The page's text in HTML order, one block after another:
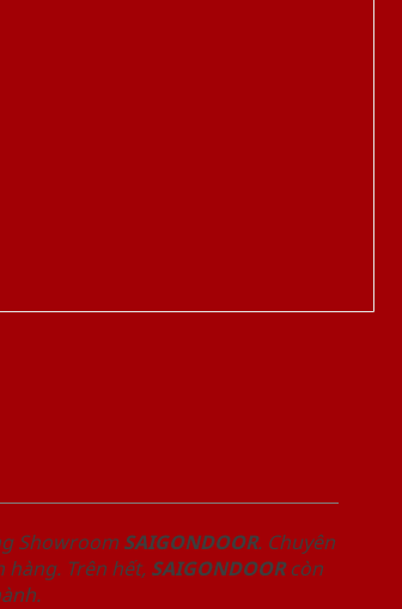
Showroom SAIGONDOOR. Chuyên
Trên hết, SAIGONDOORcòn